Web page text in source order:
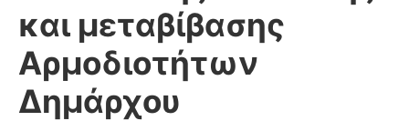
και μεταβίβασης
Αρμοδιοτήτων
Δημάρχου